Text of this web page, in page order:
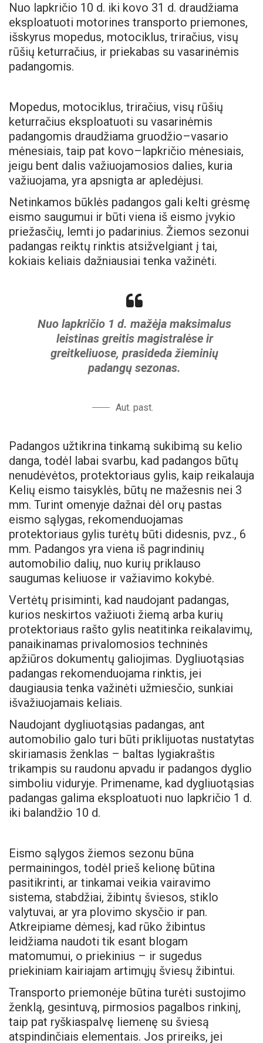
Nuo lapkričio 10 d. iki kovo 31 d. draudžiama
eksploatuoti motorines transporto priemones,
išskyrus mopedus, motociklus, triračius, visų
rūšių keturračius, ir priekabas su vasarinėmis
padangomis.
Mopedus, motociklus, triračius, visų rūšių
keturračius eksploatuoti su vasarinėmis
padangomis draudžiama gruodžio–vasario
mėnesiais, taip pat kovo–lapkričio mėnesiais,
jeigu bent dalis važiuojamosios dalies, kuria
važiuojama, yra apsnigta ar apledėjusi.
Netinkamos būklės padangos gali kelti grėsmę
eismo saugumui ir būti viena iš eismo įvykio
priežasčių, lemti jo padarinius. Žiemos sezonui
padangas reiktų rinktis atsižvelgiant į tai,
kokiais keliais dažniausiai tenka važinėti.
Nuo lapkričio 1 d. mažėja maksimalus
leistinas greitis magistralėse ir
greitkeliuose, prasideda žieminių
padangų sezonas.
Aut. past.
Padangos užtikrina tinkamą sukibimą su kelio
danga, todėl labai svarbu, kad padangos būtų
nenudėvėtos, protektoriaus gylis, kaip reikalauja
Kelių eismo taisyklės, būtų ne mažesnis nei 3
mm. Turint omenyje dažnai dėl orų pastas
eismo sąlygas, rekomenduojamas
protektoriaus gylis turėtų būti didesnis, pvz., 6
mm. Padangos yra viena iš pagrindinių
automobilio dalių, nuo kurių priklauso
saugumas keliuose ir važiavimo kokybė.
Vertėtų prisiminti, kad naudojant padangas,
kurios neskirtos važiuoti žiemą arba kurių
protektoriaus rašto gylis neatitinka reikalavimų,
panaikinamas privalomosios techninės
apžiūros dokumentų galiojimas. Dygliuotąsias
padangas rekomenduojama rinktis, jei
daugiausia tenka važinėti užmiesčio, sunkiai
išvažiuojamais keliais.
Naudojant dygliuotąsias padangas, ant
automobilio galo turi būti priklijuotas nustatytas
skiriamasis ženklas – baltas lygiakraštis
trikampis su raudonu apvadu ir padangos dyglio
simboliu viduryje. Primename, kad dygliuotąsias
padangas galima eksploatuoti nuo lapkričio 1 d.
iki balandžio 10 d.
Eismo sąlygos žiemos sezonu būna
permainingos, todėl prieš kelionę būtina
pasitikrinti, ar tinkamai veikia vairavimo
sistema, stabdžiai, žibintų šviesos, stiklo
valytuvai, ar yra plovimo skysčio ir pan.
Atkreipiame dėmesį, kad rūko žibintus
leidžiama naudoti tik esant blogam
matomumui, o priekinius – ir sugedus
priekiniam kairiajam artimųjų šviesų žibintui.
Transporto priemonėje būtina turėti sustojimo
ženklą, gesintuvą, pirmosios pagalbos rinkinį,
taip pat ryškiaspalvę liemenę su šviesą
atspindinčiais elementais. Jos prireiks, jei